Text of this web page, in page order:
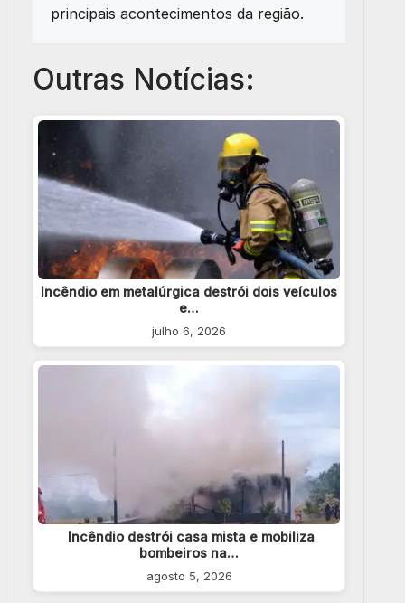
principais acontecimentos da região.
Outras Notícias:
Incêndio em metalúrgica destrói dois veículos
e…
julho 6, 2026
Incêndio destrói casa mista e mobiliza
bombeiros na…
agosto 5, 2026